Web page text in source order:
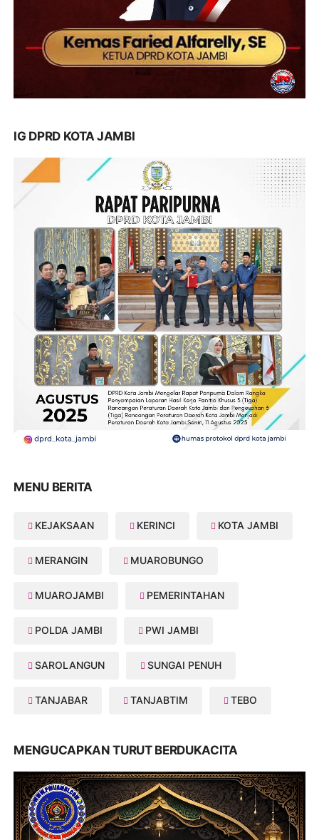
IG DPRD KOTA JAMBI
MENU BERITA
KEJAKSAAN KERINCI KOTA JAMBI
MERANGIN MUAROBUNGO
MUAROJAMBI PEMERINTAHAN
POLDA JAMBI PWI JAMBI
SAROLANGUN SUNGAI PENUH
TANJABAR TANJABTIM TEBO
MENGUCAPKAN TURUT BERDUKACITA